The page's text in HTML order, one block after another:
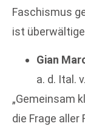
Faschismus
ist
Gian
a. d. Ital.
„Gemeinsam
die Frage aller